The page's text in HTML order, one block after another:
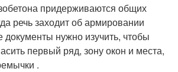
придерживаются общих
речь заходит об армировании
документы нужно изучить, чтобы
первый ряд, зону окон и места,
.